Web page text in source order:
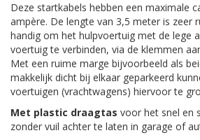
Deze startkabels hebben een maximale
ampère. De lengte van 3,5 meter is zeer
handig om het hulpvoertuig met de lege
voertuig te verbinden, via de klemmen
Met een ruime marge bijvoorbeeld als
makkelijk dicht bij elkaar geparkeerd
voertuigen (vrachtwagens) hiervoor te
Met plastic draagtas voor het snel en
zonder vuil achter te laten in garage of